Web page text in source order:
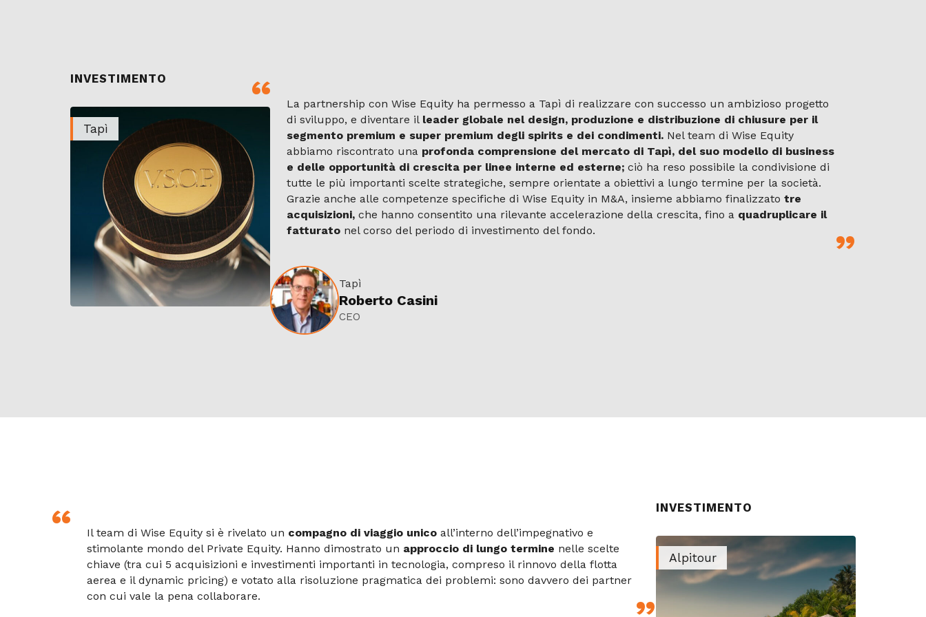
INVESTIMENTO
Tapì
La partnership con Wise Equity ha permesso a Tapì di realizzare con successo un ambizioso progetto
di sviluppo, e diventare il leader globale nel design, produzione e distribuzione di chiusure per il
segmento premium e super premium degli spirits e dei condimenti. Nel team di Wise Equity
abbiamo riscontrato una profonda comprensione del mercato di Tapì, del suo modello di business
e delle opportunità di crescita per linee interne ed esterne; ciò ha reso possibile la condivisione di
tutte le più importanti scelte strategiche, sempre orientate a obiettivi a lungo termine per la società.
Grazie anche alle competenze specifiche di Wise Equity in M&A, insieme abbiamo finalizzato tre
acquisizioni, che hanno consentito una rilevante accelerazione della crescita, fino a quadruplicare il
fatturato nel corso del periodo di investimento del fondo.
Tapì
Roberto Casini
CEO
Il team di Wise Equity si è rivelato un compagno di viaggio unico all’interno dell’impegnativo e
stimolante mondo del Private Equity. Hanno dimostrato un approccio di lungo termine nelle scelte
chiave (tra cui 5 acquisizioni e investimenti importanti in tecnologia, compreso il rinnovo della flotta
aerea e il dynamic pricing) e votato alla risoluzione pragmatica dei problemi: sono davvero dei partner
con cui vale la pena collaborare.
INVESTIMENTO
Alpitour